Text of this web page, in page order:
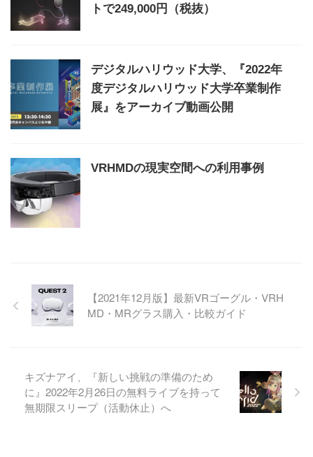
トで249,000円（税抜）
デジタルハリウッド大学、『2022年
度デジタルハリウッド大学卒業制作
展』をアーカイブ動画公開
VRHMDの現実空間への利用事例
【2021年12月版】最新VRゴーグル・VRH
MD・MRグラス購入・比較ガイド
キズナアイ、『新しい挑戦の準備のため
に』2022年2月26日の無料ライブを持って
無期限スリープ（活動休止）へ